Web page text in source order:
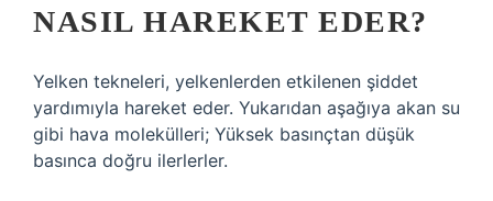
NASIL HAREKET EDER?
Yelken tekneleri, yelkenlerden etkilenen şiddet
yardımıyla hareket eder. Yukarıdan aşağıya akan su
gibi hava molekülleri; Yüksek basınçtan düşük
basınca doğru ilerlerler.